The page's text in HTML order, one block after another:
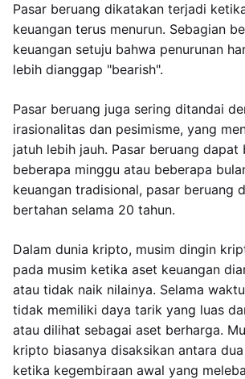
Pasar beruang dikatakan terjadi
keuangan terus menurun. Sebagian
keuangan setuju bahwa penurunan
lebih dianggap "bearish".
Pasar beruang juga sering ditandai
irasionalitas dan pesimisme, yang
jatuh lebih jauh. Pasar beruang dapat
beberapa minggu atau beberapa
keuangan tradisional, pasar beruang
bertahan selama 20 tahun.
Dalam dunia kripto, musim dingin
pada musim ketika aset keuangan
atau tidak naik nilainya. Selama
tidak memiliki daya tarik yang luas
atau dilihat sebagai aset berharga.
kripto biasanya disaksikan antara
ketika kegembiraan awal yang